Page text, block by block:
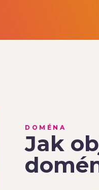
DOMÉNA
Jak